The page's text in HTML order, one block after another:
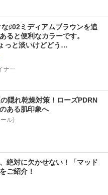
♯02ミディアムブラウンを追
ると便利なカラーです。
っと淡いけどどう…
ナー
隠れ乾燥対策！ローズPDRN
ある肌印象へ
ル)
絶対に欠かせない！「マッド
ご紹介！